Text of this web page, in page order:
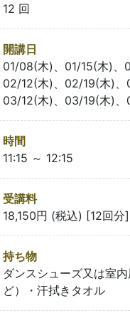
12 回
開講日
01/08(木)、01/15(木)、
02/12(木)、02/19(木)
03/12(木)、03/19(木)
時間
11:15 ～ 12:15
受講料
18,150円 (税込) [12回分]
持ち物
ダンスシューズ又は室
ど）・汗拭きタオル